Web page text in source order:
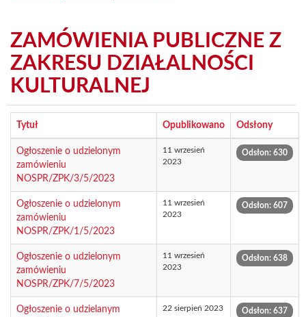
ZAMÓWIENIA PUBLICZNE Z
ZAKRESU DZIAŁALNOŚCI
KULTURALNEJ
Tytuł Opublikowano Odsłony
Ogłoszenie o udzielonym
zamówieniu
NOSPR/ZPK/3/5/2023
11 wrzesień
2023
Odsłon: 630
Ogłoszenie o udzielonym
zamówieniu
NOSPR/ZPK/1/5/2023
11 wrzesień
2023
Odsłon: 607
Ogłoszenie o udzielonym
zamówieniu
NOSPR/ZPK/7/5/2023
11 wrzesień
2023
Odsłon: 638
Ogłoszenie o udzielanym
22 sierpień 2023 Odsłon: 637